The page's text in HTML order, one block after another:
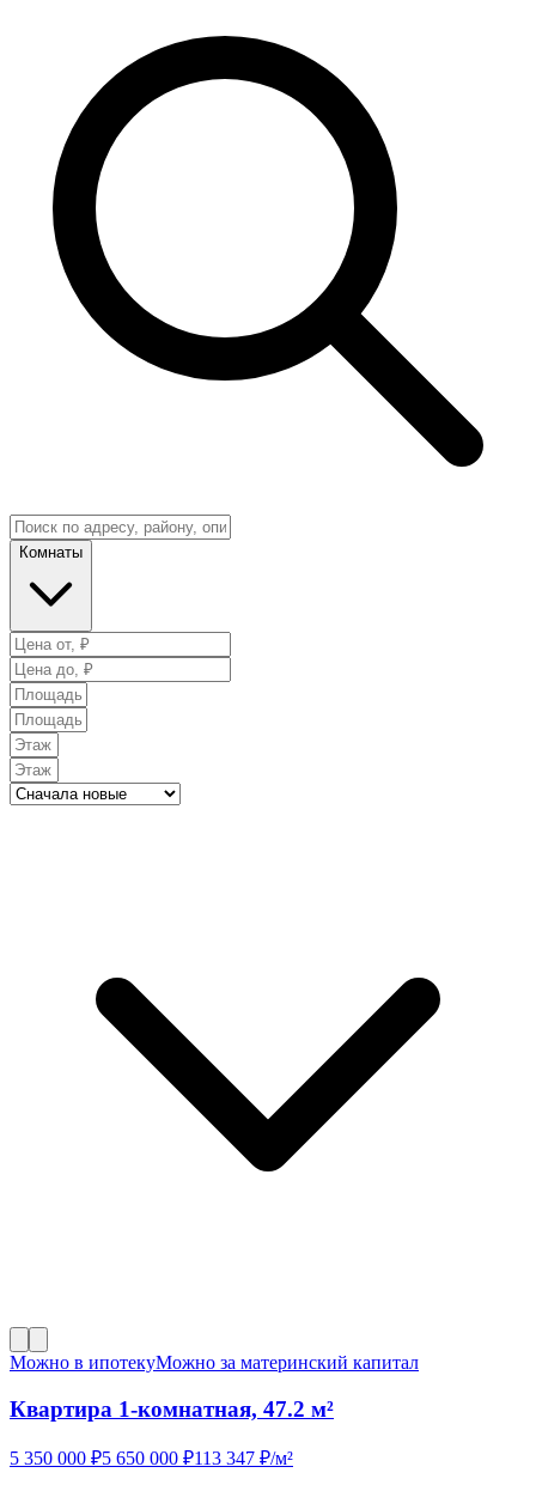
Комнаты
Можно в ипотекуМожно за материнский капитал
Квартира 1-комнатная, 47.2 м²
5 350 000 ₽5 650 000 ₽113 347 ₽/м²